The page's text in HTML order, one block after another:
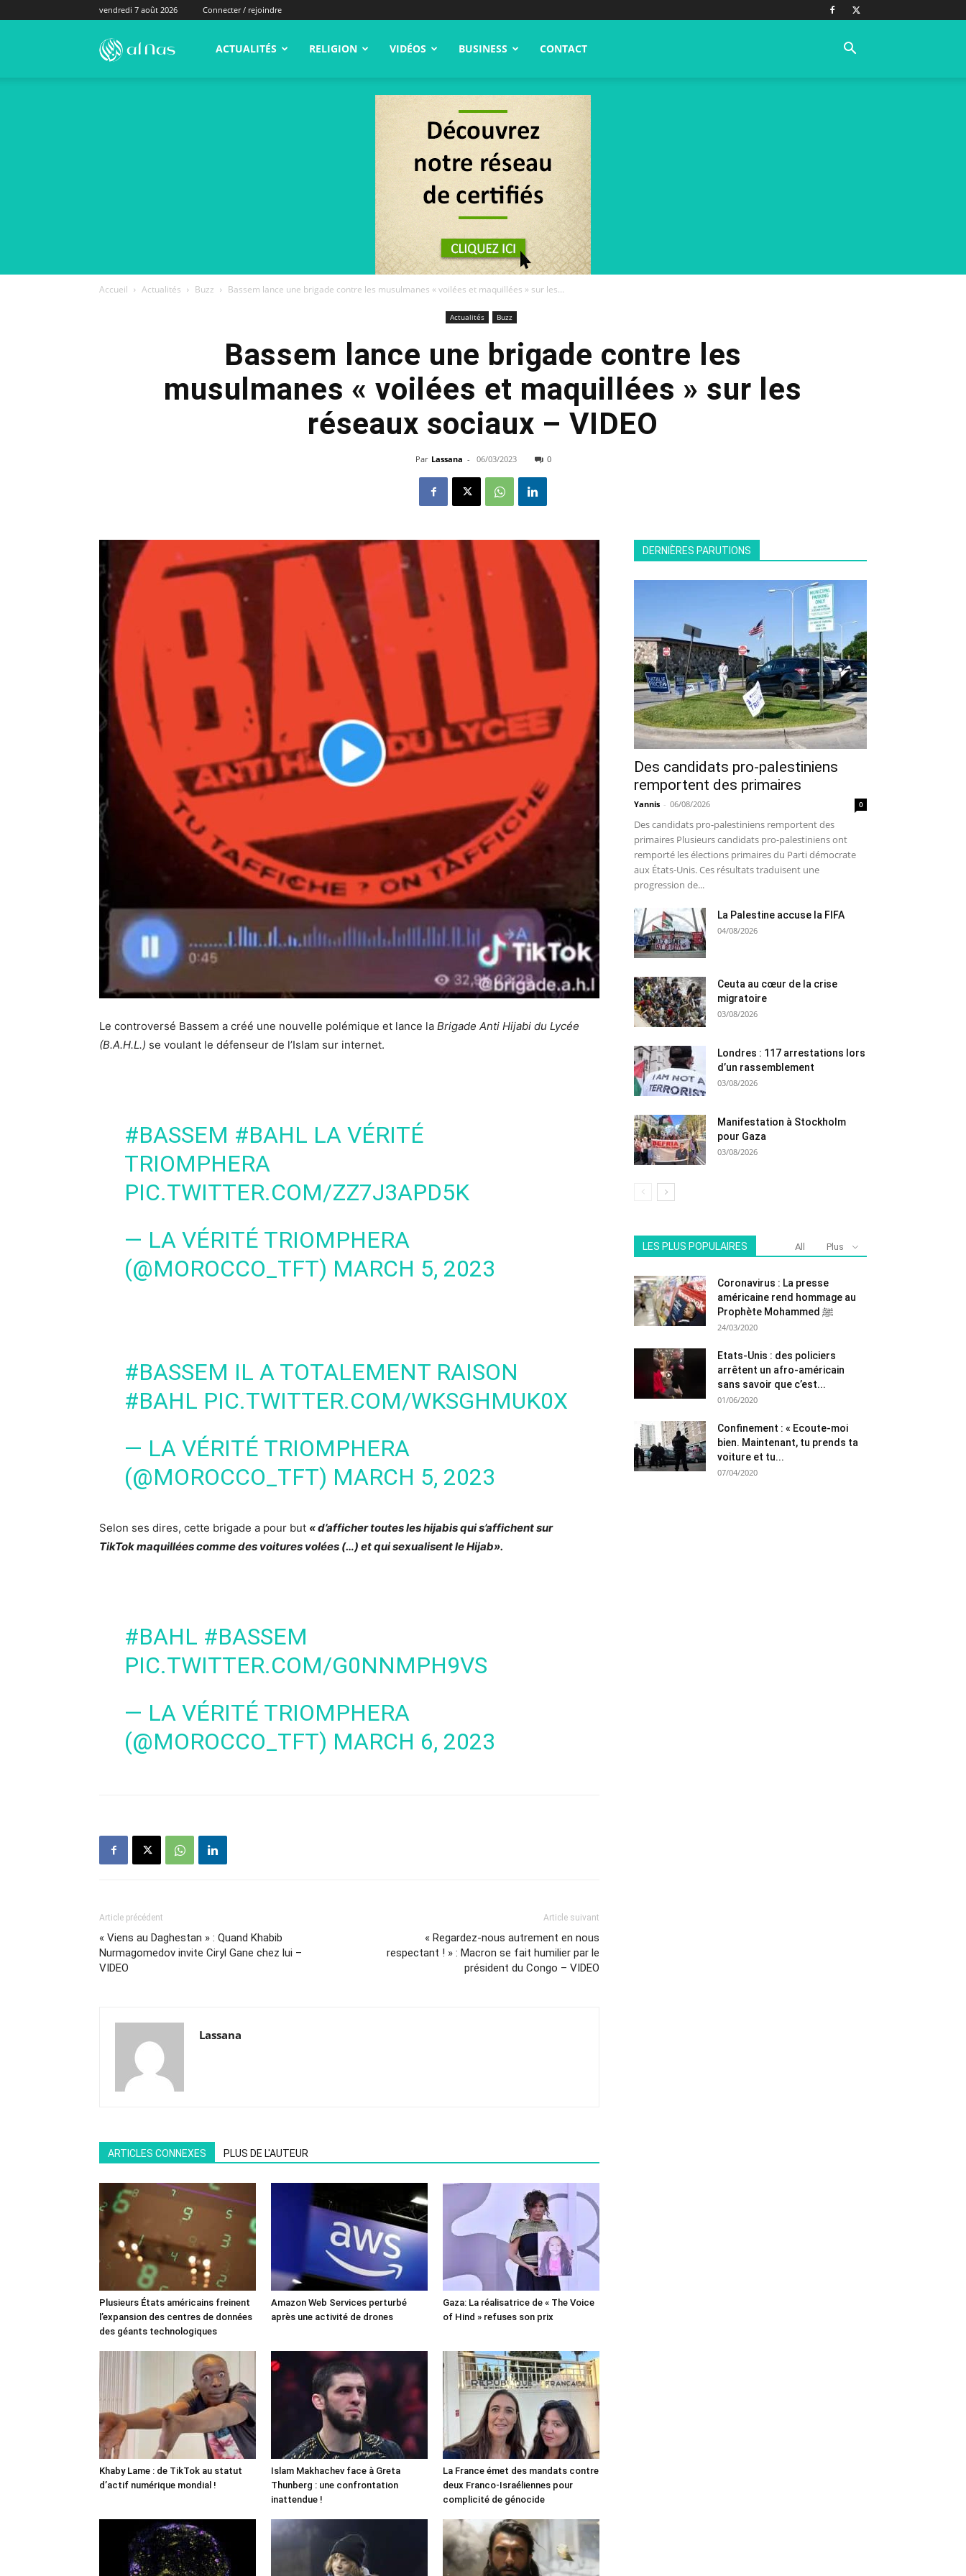
vendredi 7 août 2026 Connecter / rejoindre
alNas.fr ACTUALITÉS RELIGION VIDÉOS BUSINESS CONTACT
Accueil Actualités Buzz Bassem lance une brigade contre les musulmanes « voilées et maquillées » sur les...
Actualités Buzz
Bassem lance une brigade contre les
musulmanes « voilées et maquillées » sur les
réseaux sociaux – VIDEO
Par Lassana - 06/03/2023 0
Le controversé Bassem a créé une nouvelle polémique et lance la Brigade Anti Hijabi du Lycée
(B.A.H.L.) se voulant le défenseur de l’Islam sur internet.
#BASSEM #BAHL LA VÉRITÉ
TRIOMPHERA
PIC.TWITTER.COM/ZZ7J3APD5K
— LA VÉRITÉ TRIOMPHERA
(@MOROCCO_TFT) MARCH 5, 2023
#BASSEM IL A TOTALEMENT RAISON
#BAHL PIC.TWITTER.COM/WKSGHMUK0X
— LA VÉRITÉ TRIOMPHERA
(@MOROCCO_TFT) MARCH 5, 2023
Selon ses dires, cette brigade a pour but « d’afficher toutes les hijabis qui s’affichent sur
TikTok maquillées comme des voitures volées (…) et qui sexualisent le Hijab».
#BAHL #BASSEM
PIC.TWITTER.COM/G0NNMPH9VS
— LA VÉRITÉ TRIOMPHERA
(@MOROCCO_TFT) MARCH 6, 2023
Article précédent
« Viens au Daghestan » : Quand Khabib
Nurmagomedov invite Ciryl Gane chez lui –
VIDEO
Article suivant
« Regardez-nous autrement en nous
respectant ! » : Macron se fait humilier par le
président du Congo – VIDEO
Lassana
ARTICLES CONNEXES PLUS DE L'AUTEUR
Plusieurs États américains freinent
l’expansion des centres de données
des géants technologiques
Amazon Web Services perturbé
après une activité de drones
Gaza: La réalisatrice de « The Voice
of Hind » refuses son prix
Khaby Lame : de TikTok au statut
d’actif numérique mondial !
Islam Makhachev face à Greta
Thunberg : une confrontation
inattendue !
La France émet des mandats contre
deux Franco-Israéliennes pour
complicité de génocide
DERNIÈRES PARUTIONS
Des candidats pro-palestiniens
remportent des primaires
Yannis - 06/08/2026 0
Des candidats pro-palestiniens remportent des
primaires Plusieurs candidats pro-palestiniens ont
remporté les élections primaires du Parti démocrate
aux États-Unis. Ces résultats traduisent une
progression de...
La Palestine accuse la FIFA
04/08/2026
Ceuta au cœur de la crise
migratoire
03/08/2026
Londres : 117 arrestations lors
d’un rassemblement
03/08/2026
Manifestation à Stockholm
pour Gaza
03/08/2026
LES PLUS POPULAIRES All Plus
Coronavirus : La presse
américaine rend hommage au
Prophète Mohammed ﷺ
24/03/2020
Etats-Unis : des policiers
arrêtent un afro-américain
sans savoir que c’est...
01/06/2020
Confinement : « Ecoute-moi
bien. Maintenant, tu prends ta
voiture et tu...
07/04/2020